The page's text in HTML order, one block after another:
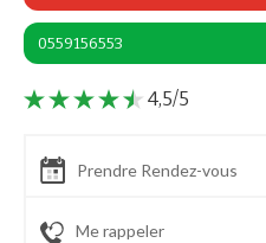
0559156553
4,5/5
Prendre Rendez-vous
Me rappeler